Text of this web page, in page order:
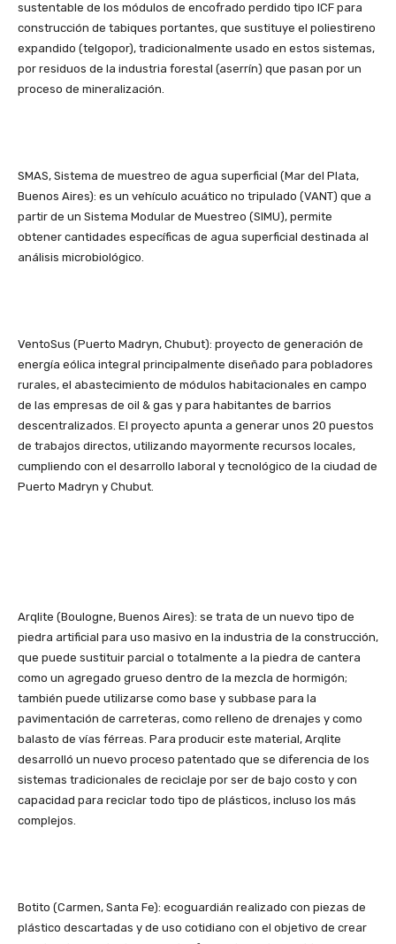
sustentable de los módulos de encofrado perdido tipo ICF para
construcción de tabiques portantes, que sustituye el poliestireno
expandido (telgopor), tradicionalmente usado en estos sistemas,
por residuos de la industria forestal (aserrín) que pasan por un
proceso de mineralización.
SMAS, Sistema de muestreo de agua superficial (Mar del Plata,
Buenos Aires): es un vehículo acuático no tripulado (VANT) que a
partir de un Sistema Modular de Muestreo (SIMU), permite
obtener cantidades específicas de agua superficial destinada al
análisis microbiológico.
VentoSus (Puerto Madryn, Chubut): proyecto de generación de
energía eólica integral principalmente diseñado para pobladores
rurales, el abastecimiento de módulos habitacionales en campo
de las empresas de oil & gas y para habitantes de barrios
descentralizados. El proyecto apunta a generar unos 20 puestos
de trabajos directos, utilizando mayormente recursos locales,
cumpliendo con el desarrollo laboral y tecnológico de la ciudad de
Puerto Madryn y Chubut.
Arqlite (Boulogne, Buenos Aires): se trata de un nuevo tipo de
piedra artificial para uso masivo en la industria de la construcción,
que puede sustituir parcial o totalmente a la piedra de cantera
como un agregado grueso dentro de la mezcla de hormigón;
también puede utilizarse como base y subbase para la
pavimentación de carreteras, como relleno de drenajes y como
balasto de vías férreas. Para producir este material, Arqlite
desarrolló un nuevo proceso patentado que se diferencia de los
sistemas tradicionales de reciclaje por ser de bajo costo y con
capacidad para reciclar todo tipo de plásticos, incluso los más
complejos.
Botito (Carmen, Santa Fe): ecoguardián realizado con piezas de
plástico descartadas y de uso cotidiano con el objetivo de crear